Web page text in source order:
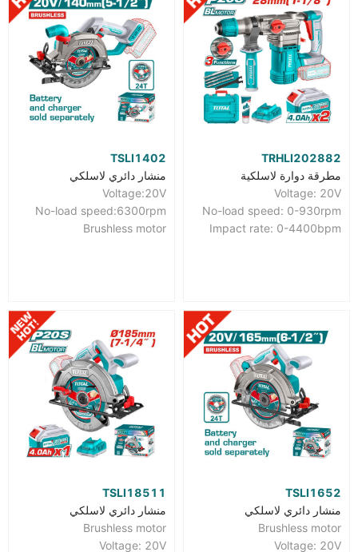
TRHLI202882
مطرقة دوارة لاسلكية
Voltage: 20V
No-load speed: 0-930rpm
Impact rate: 0-4400bpm
TSLI1402
منشار دائري لاسلكي
Voltage:20V
No-load speed:6300rpm
Brushless motor
TSLI1652
منشار دائري لاسلكي
Brushless motor
Voltage: 20V
TSLI18511
منشار دائري لاسلكي
Brushless motor
Voltage: 20V